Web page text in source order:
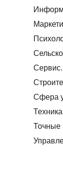
Сфера
Точные